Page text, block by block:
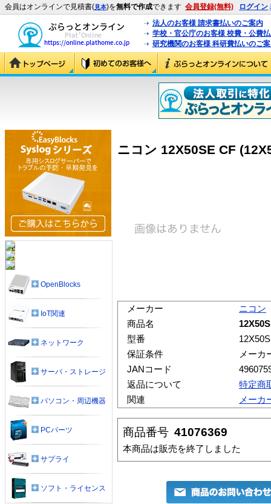
会員はオンラインで見積書(見本)を無料で作成できます 会員登録(無料) ログイン
法人のお客様 請求書払いのご案内
学校・官公庁のお客様 校費・公費
研究機関のお客様 科研費払いのご
ニコン 12X50SE CF
メーカー
ニコン
商品名
型番
保証条件
メーカ
JANコード
返品について
特定商
関連
メーカ
商品番号 41076369
本商品は販売を終了しました
OpenBlocks
IoT関連
ネットワーク
サーバ・ストレージ
パソコン・周辺機器
PCパーツ
サプライ
ソフト・ライセンス